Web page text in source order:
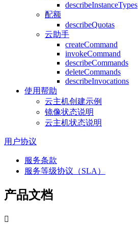
describeInstanceTypes
配额
describeQuotas
云助手
createCommand
invokeCommand
describeCommands
deleteCommands
describeInvocations
使用帮助
云主机创建示例
镜像状态说明
云主机状态说明
用户协议
服务条款
服务等级协议（SLA）
产品文档
